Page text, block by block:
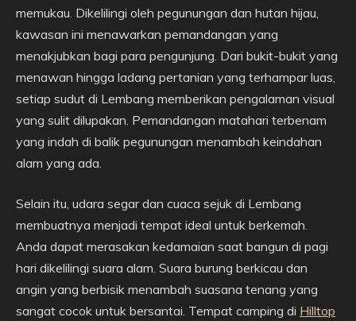
memukau. Dikelilingi oleh pegunungan dan hutan hijau,
kawasan ini menawarkan pemandangan yang
menakjubkan bagi para pengunjung. Dari bukit-bukit yang
menawan hingga ladang pertanian yang terhampar luas,
setiap sudut di Lembang memberikan pengalaman visual
yang sulit dilupakan. Pemandangan matahari terbenam
yang indah di balik pegunungan menambah keindahan
alam yang ada.
Selain itu, udara segar dan cuaca sejuk di Lembang
membuatnya menjadi tempat ideal untuk berkemah.
Anda dapat merasakan kedamaian saat bangun di pagi
hari dikelilingi suara alam. Suara burung berkicau dan
angin yang berbisik menambah suasana tenang yang
sangat cocok untuk bersantai. Tempat camping di Hilltop